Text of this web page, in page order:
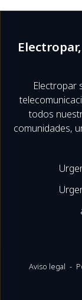
Electropar
todos
comunidades,
Aviso legal -